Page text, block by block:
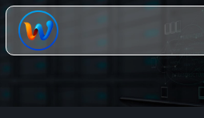
Chuyển
đến
dung